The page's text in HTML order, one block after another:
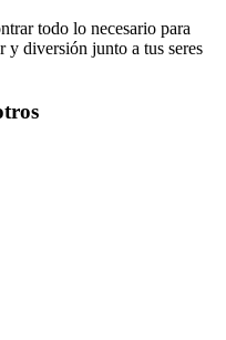
todo lo necesario para
y diversión junto a tus seres